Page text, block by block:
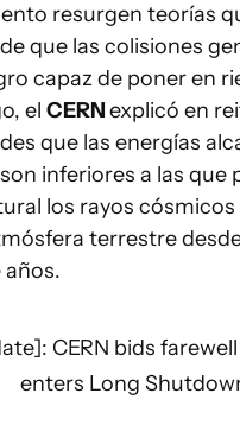
resurgen teorías
que las colisiones
capaz de poner en
el CERNexplicó en
que las energías
inferiores a las que
los rayos
terrestre
años.
CERN bids
enters Long